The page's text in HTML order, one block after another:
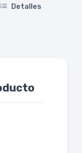
Detalles